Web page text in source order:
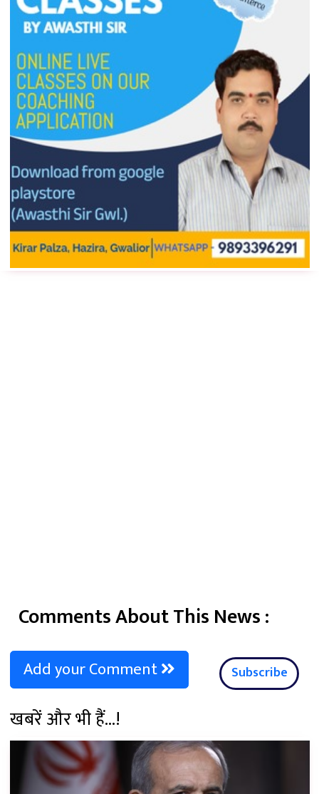
Comments About This News :
Add your Comment Subscribe
खबरें और भी हैं...!